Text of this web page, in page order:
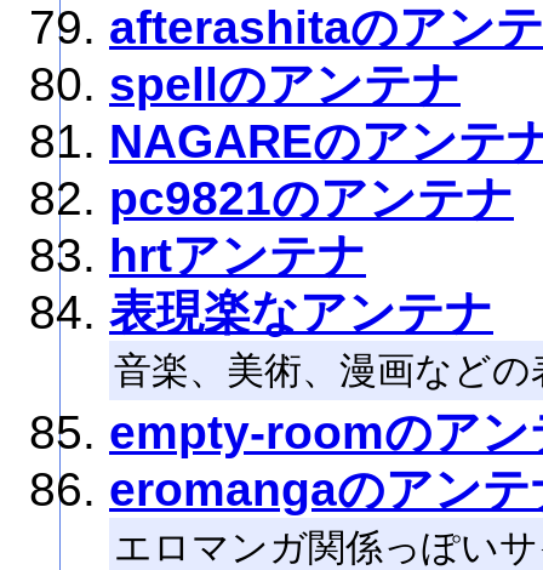
afterashitaのアン
spellのアンテナ
NAGAREのアンテ
pc9821のアンテナ
hrtアンテナ
表現楽なアンテナ
音楽、美術、漫画など
empty-roomのアン
eromangaのアンテ
エロマンガ関係っぽい